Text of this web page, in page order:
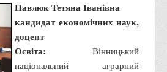
Павлюк Тетяна Іванівна
кандидат економічних наук,
доцент
Освіта: Вінницький
національний аграрний